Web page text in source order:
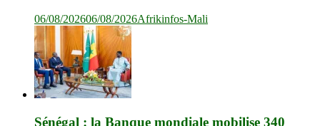
06/08/202606/08/2026Afrikinfos-Mali
Sénégal : la Banque mondiale mobilise 340